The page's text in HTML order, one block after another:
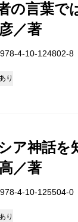
の言葉で
／著
4-10-
り
ア神話を
／著
4-10-
り